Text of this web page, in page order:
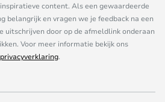
content. Als een gewaardeerde
belangrijk en vragen we je feedback na een
uitschrijven door op de afmeldlink onderaan
Voor meer informatie bekijk ons
privacyverklaring.